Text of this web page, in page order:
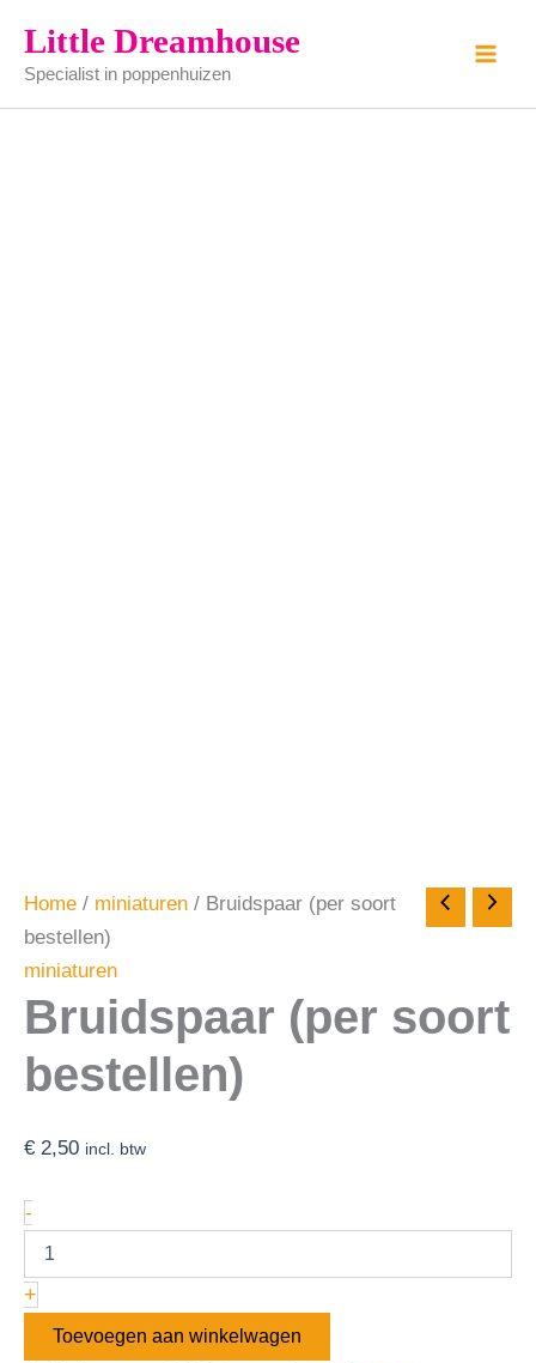
naar
inhoud
Little Dreamhouse
Specialist in poppenhuizen
Home / miniaturen / Bruidspaar (per soort
bestellen)
miniaturen
Bruidspaar (per soort
bestellen)
€ 2,50 incl. btw
-
(per
soort
bestellen)
aantal
+
Toevoegen aan winkelwagen